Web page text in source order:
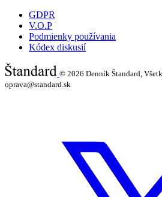
GDPR
V.O.P
Podmienky používania
Kódex diskusií
© 2026 Denník Štandard,
oprava@standard.sk